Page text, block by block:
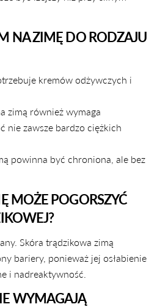
NA ZIMĘ DO RODZAJU
kremów odżywczych i
zimą również wymaga
nie zawsze bardzo ciężkich
powinna być chroniona, ale bez
MOŻE POGORSZYĆ
Skóra trądzikowa zimą
bariery, ponieważ jej osłabienie
i nadreaktywność.
WYMAGAJĄ